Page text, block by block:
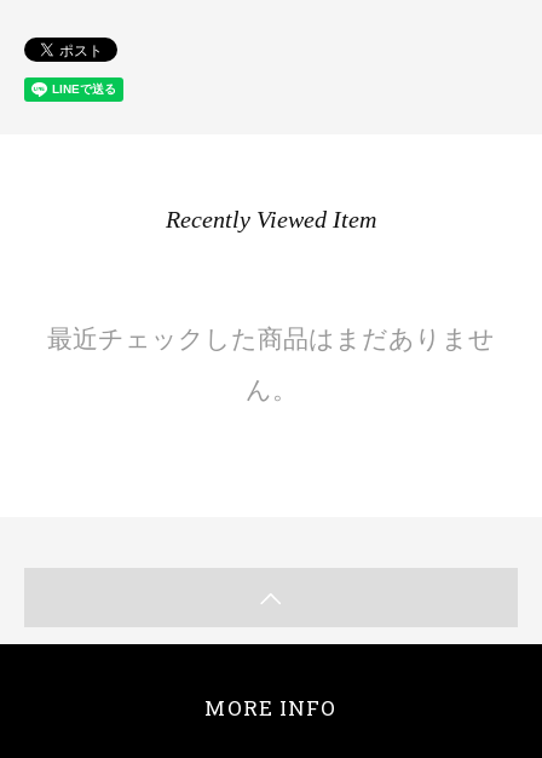
Recently Viewed Item
最近チェックした商品はまだありませ
ん。
MORE INFO